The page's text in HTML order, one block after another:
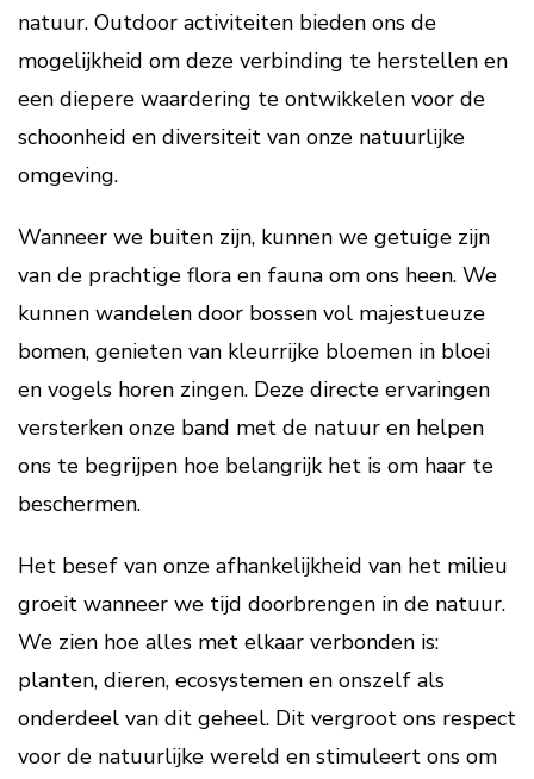
natuur. Outdoor activiteiten bieden ons de
mogelijkheid om deze verbinding te herstellen en
een diepere waardering te ontwikkelen voor de
schoonheid en diversiteit van onze natuurlijke
omgeving.
Wanneer we buiten zijn, kunnen we getuige zijn
van de prachtige flora en fauna om ons heen. We
kunnen wandelen door bossen vol majestueuze
bomen, genieten van kleurrijke bloemen in bloei
en vogels horen zingen. Deze directe ervaringen
versterken onze band met de natuur en helpen
ons te begrijpen hoe belangrijk het is om haar te
beschermen.
Het besef van onze afhankelijkheid van het milieu
groeit wanneer we tijd doorbrengen in de natuur.
We zien hoe alles met elkaar verbonden is:
planten, dieren, ecosystemen en onszelf als
onderdeel van dit geheel. Dit vergroot ons respect
voor de natuurlijke wereld en stimuleert ons om